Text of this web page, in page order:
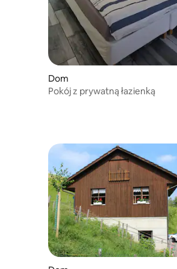
Dom
Pokój z prywatną łazienką